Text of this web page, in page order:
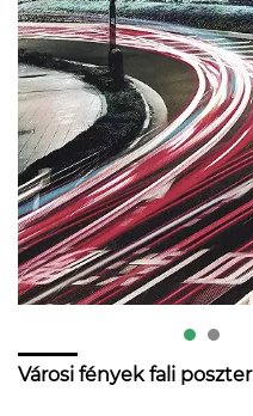
Városi fények fali poszter